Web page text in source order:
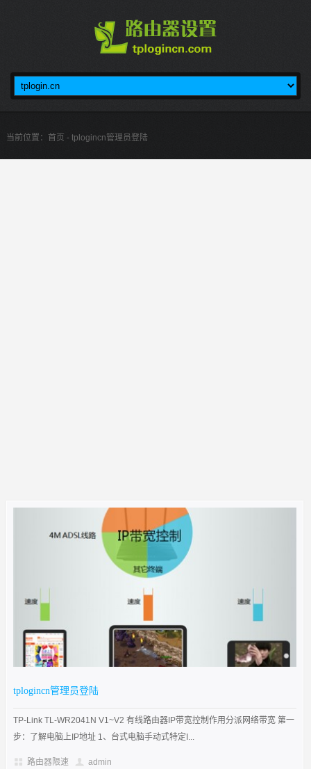
当前位置： 首页 - tplogincn管理员登陆
tplogincn管理员登陆
TP-Link TL-WR2041N V1~V2 有线路由器IP带宽控制作用分派网络带宽 第一
步：了解电脑上IP地址 1、台式电脑手动式特定I...
路由器限速 admin